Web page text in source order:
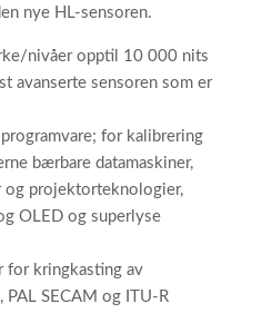
nye HL-sensoren.
nivåer opptil 10 000 nits
avanserte sensoren som er
for kalibrering
bærbare datamaskiner,
og projektorteknologier,
OLED og superlyse
for kringkasting av
SECAM og ITU-R